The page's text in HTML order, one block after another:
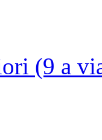
(9 a